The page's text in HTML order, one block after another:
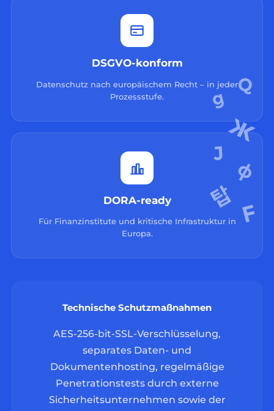
DSGVO-konform
Datenschutz nach europäischem Recht – in jeder
Prozessstufe.
DORA-ready
Für Finanzinstitute und kritische Infrastruktur in
Europa.
Technische Schutzmaßnahmen
AES-256-bit-SSL-Verschlüsselung,
separates Daten- und
Dokumentenhosting, regelmäßige
Penetrationstests durch externe
Sicherheitsunternehmen sowie der